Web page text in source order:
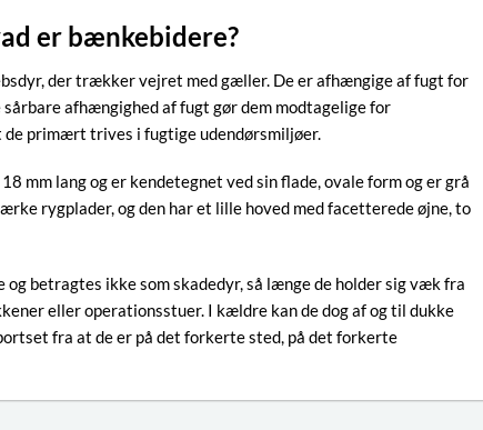
er bænkebidere?
der trækker vejret med gæller. De er afhængige af fugt for
afhængighed af fugt gør dem modtagelige for
primært trives i fugtige udendørsmiljøer.
mm lang og er kendetegnet ved sin flade, ovale form og er grå
rygplader, og den har et lille hoved med facetterede øjne, to
betragtes ikke som skadedyr, så længe de holder sig væk fra
eller operationsstuer. I kældre kan de dog af og til dukke
fra at de er på det forkerte sted, på det forkerte